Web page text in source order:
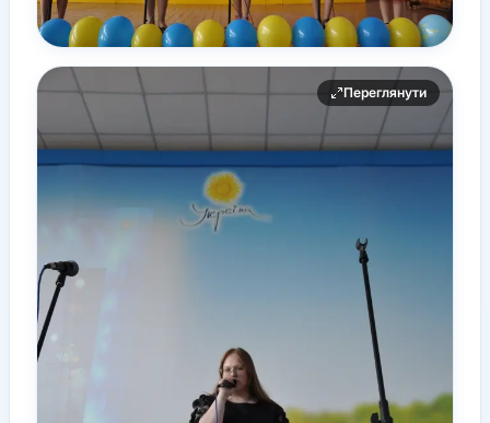
Переглянути